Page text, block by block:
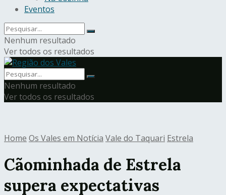
Eventos
Nenhum resultado
Ver todos os resultados
Nenhum resultado
Ver todos os resultados
Home Os Vales em Notícia Vale do Taquari Estrela
Cãominhada de Estrela
supera expectativas